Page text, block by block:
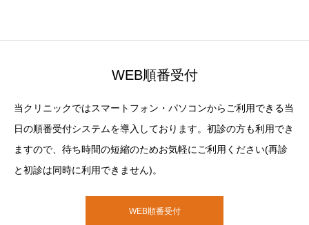
WEB順番受付
当クリニックではスマートフォン・パソコンからご利用できる当
日の順番受付システムを導入しております。初診の方も利用でき
ますので、待ち時間の短縮のためお気軽にご利用ください(再診
と初診は同時に利用できません)。
WEB順番受付